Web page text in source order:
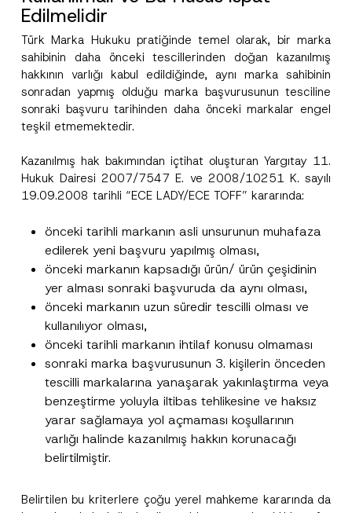
Edilmelidir
Türk Marka Hukuku pratiğinde temel olarak, bir marka
sahibinin daha önceki tescillerinden doğan kazanılmış
hakkının varlığı kabul edildiğinde, aynı marka sahibinin
sonradan yapmış olduğu marka başvurusunun tesciline
sonraki başvuru tarihinden daha önceki markalar engel
teşkil etmemektedir.
Kazanılmış hak bakımından içtihat oluşturan Yargıtay 11.
Hukuk Dairesi 2007/7547 E. ve 2008/10251 K. sayılı
19.09.2008 tarihli “ECE LADY/ECE TOFF” kararında:
önceki tarihli markanın asli unsurunun muhafaza
edilerek yeni başvuru yapılmış olması,
önceki markanın kapsadığı ürün/ ürün çeşidinin
yer alması sonraki başvuruda da aynı olması,
önceki markanın uzun süredir tescilli olması ve
kullanılıyor olması,
önceki tarihli markanın ihtilaf konusu olmaması
sonraki marka başvurusunun 3. kişilerin önceden
tescilli markalarına yanaşarak yakınlaştırma veya
benzeştirme yoluyla iltibas tehlikesine ve haksız
yarar sağlamaya yol açmaması koşullarının
varlığı halinde kazanılmış hakkın korunacağı
belirtilmiştir.
Belirtilen bu kriterlere çoğu yerel mahkeme kararında da